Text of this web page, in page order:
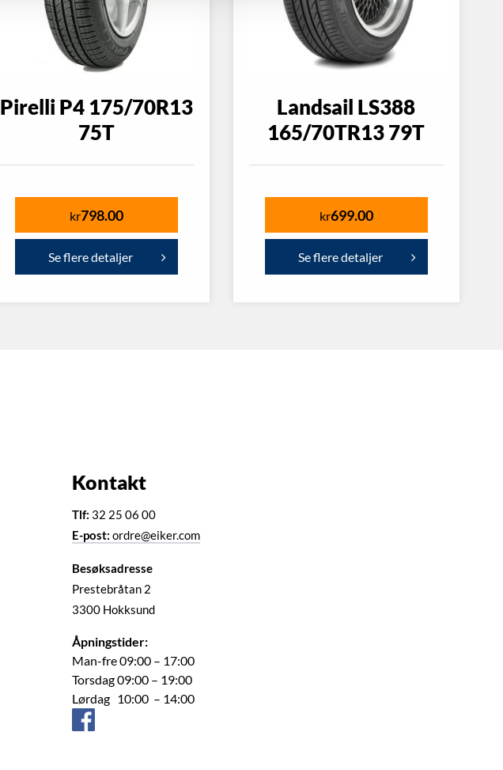
Pirelli P4 175/70R13
75T
kr798.00
Se flere detaljer
Landsail LS388
165/70TR13 79T
kr699.00
Se flere detaljer
Kontakt
Tlf: 32 25 06 00
E-post: ordre@eiker.com
Besøksadresse
Prestebråtan 2
3300 Hokksund
Åpningstider:
Man-fre 09:00 – 17:00
Torsdag 09:00 – 19:00
Lørdag 10:00 – 14:00